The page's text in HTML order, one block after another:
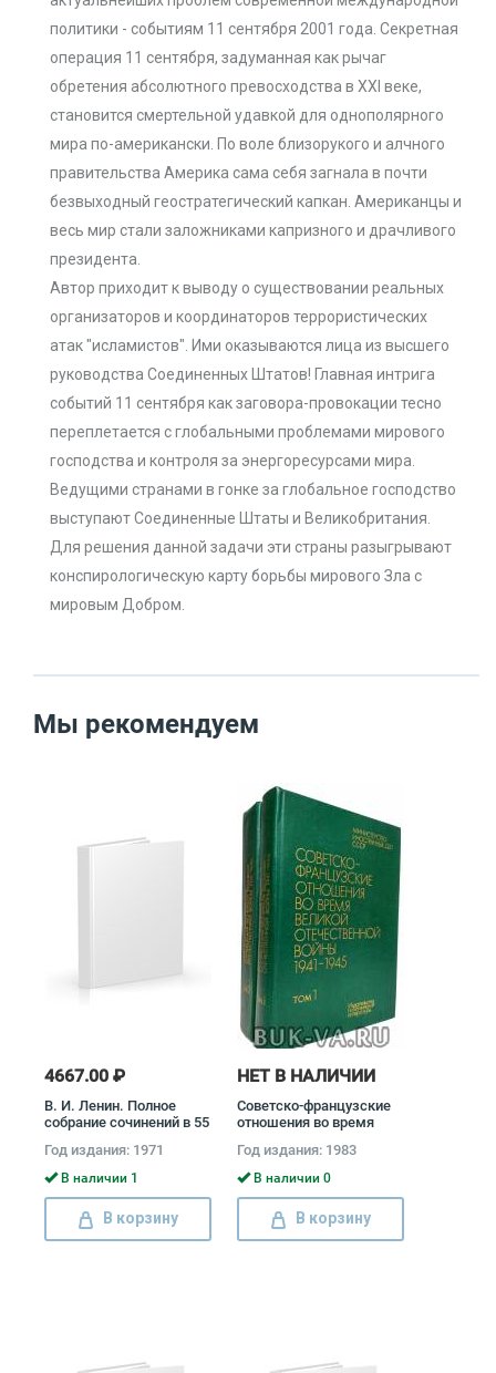
политики - событиям 11 сентября 2001 года. Секретная
операция 11 сентября, задуманная как рычаг
обретения абсолютного превосходства в XXI веке,
становится смертельной удавкой для однополярного
мира по-американски. По воле близорукого и алчного
правительства Америка сама себя загнала в почти
безвыходный геостратегический капкан. Американцы и
весь мир стали заложниками капризного и драчливого
президента.
Автор приходит к выводу о существовании реальных
организаторов и координаторов террористических
атак "исламистов". Ими оказываются лица из высшего
руководства Соединенных Штатов! Главная интрига
событий 11 сентября как заговора-провокации тесно
переплетается с глобальными проблемами мирового
господства и контроля за энергоресурсами мира.
Ведущими странами в гонке за глобальное господство
выступают Соединенные Штаты и Великобритания.
Для решения данной задачи эти страны разыгрывают
конспирологическую карту борьбы мирового Зла с
мировым Добром.
Мы рекомендуем
4667.00 ₽
В. И. Ленин. Полное
собрание сочинений в 55
Владимир Ленин
Год издания: 1971
В наличии 1
В корзину
НЕТ В НАЛИЧИИ
Советско-французские
отношения во время
войны 1941 - 1945
(комплект из 2 книг)
Год издания: 1983
В наличии 0
В корзину